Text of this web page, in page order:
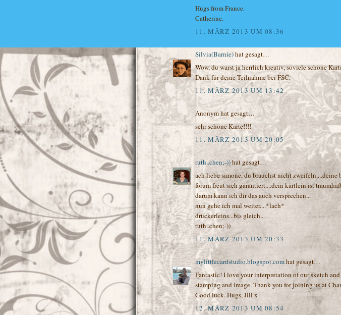
Hugs from France.
Catherine.
11. MÄRZ 2013 UM 08:36
Silvia(Barnie)hat gesagt…
Wow, du warst ja herrlich kreativ, soviele schöne
Dank für deine Teilnahme bei FSC.
11. MÄRZ 2013 UM 13:42
Anonym hat gesagt…
sehr schöne Karte!!!!
11. MÄRZ 2013 UM 20:05
ruth..chen;-))hat gesagt…
ach liebe simone, du brauchst nicht zweifeln....deine
forum freut sich garantiert....dein kärtlein ist
darum kann ich dir das auch versprechen...
nun gehe ich mal weiter....*lach*
drückerleins...bis gleich...
ruth..chen;-))
11. MÄRZ 2013 UM 20:33
mylittlecardstudio.blogspot.comhat gesagt…
Fantastic! I love your interpretation of our sketch
stamping and image. Thank you for joining us at
Good luck. Hugs, Jill x
12. MÄRZ 2013 UM 08:54